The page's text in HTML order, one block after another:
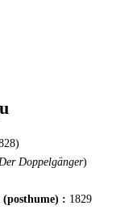
Der Doppelgänger)
: 1829